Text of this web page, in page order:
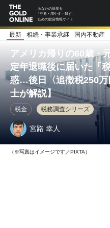
あなたの財産を
「守る・増やす・残す」
ための総合情報サイト
最新 相続・事業承継 国内不動産
アメリカ帰りの60歳・
定年退職後に届いた「
惑…後日〈追徴税250万
士が解説】
税金 税務調査シリーズ
宮路 幸人
（※写真はイメージです／PIXTA）